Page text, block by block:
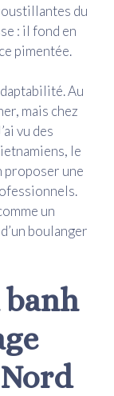
du
: il fond en
pimentée.
Au
mais chez
vu des
le
proposer une
un
boulanger